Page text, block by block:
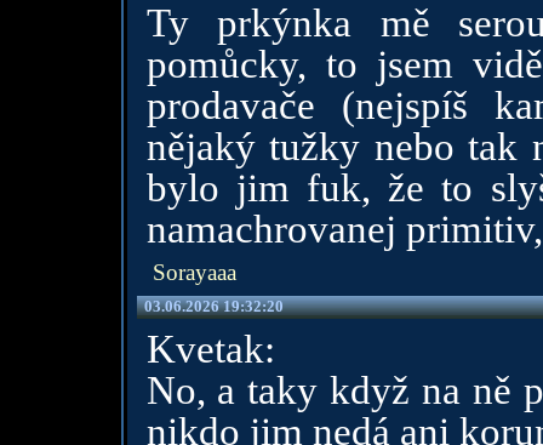
Ty prkýnka mě
pomůcky, to jsem
prodavače (nejspíš
nějaký tužky nebo tak
bylo jim fuk, že to
namachrovanej
Sorayaaa
03.06.2026 19:32:20
Kvetak:
No, a taky když na ně
nikdo jim nedá ani